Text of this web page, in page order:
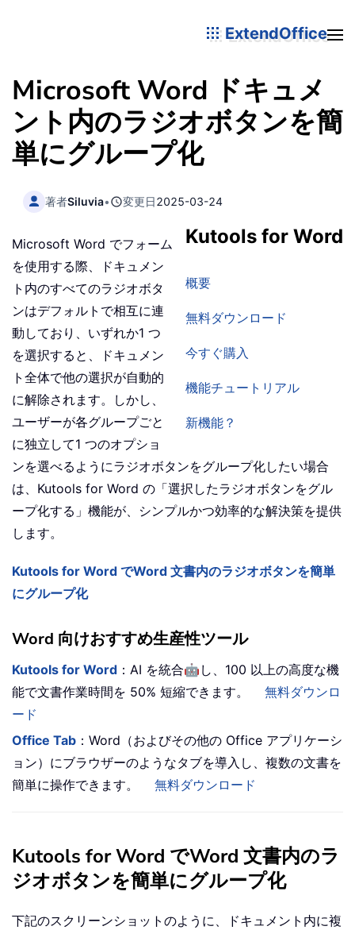
ExtendOffice
Microsoft Word ドキュメ
ント内のラジオボタンを簡
単にグループ化
著者Siluvia• 変更日2025-03-24
Kutools for Word
概要
無料ダウンロード
今すぐ購入
機能チュートリアル
新機能？
Microsoft Word でフォーム
を使用する際、ドキュメン
ト内のすべてのラジオボタ
ンはデフォルトで相互に連
動しており、いずれか1 つ
を選択すると、ドキュメン
ト全体で他の選択が自動的
に解除されます。しかし、
ユーザーが各グループごと
に独立して1 つのオプショ
ンを選べるようにラジオボタンをグループ化したい場合
は、Kutools for Word の「選択したラジオボタンをグル
ープ化する」機能が、シンプルかつ効率的な解決策を提供
します。
Kutools for Word でWord 文書内のラジオボタンを簡単
にグループ化
Word 向けおすすめ生産性ツール
Kutools for Word ：AI を統合🤖 し、100 以上の高度な機
能で文書作業時間を 50% 短縮できます。
無料ダウンロ
ード
Office Tab ：Word（およびその他の Office アプリケーシ
ョン）にブラウザーのようなタブを導入し、複数の文書を
簡単に操作できます。
無料ダウンロード
Kutools for Word でWord 文書内のラ
ジオボタンを簡単にグループ化
下記のスクリーンショットのように、ドキュメント内に複